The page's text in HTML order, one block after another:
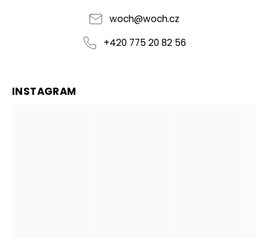
woch@woch.cz
+420 775 20 82 56
INSTAGRAM